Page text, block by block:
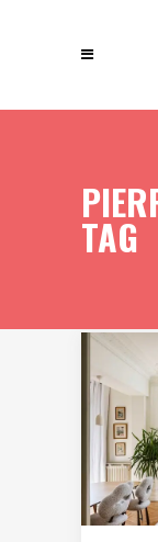
TAG